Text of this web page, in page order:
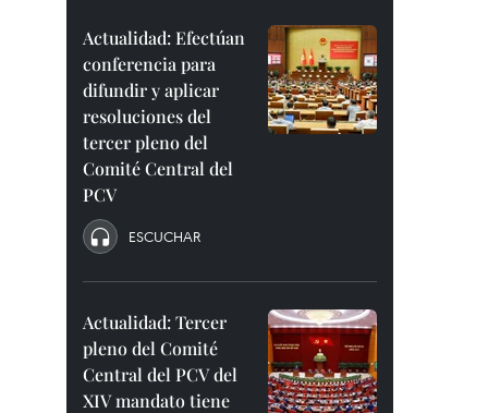
Actualidad: Efectúan
conferencia para
difundir y aplicar
resoluciones del
tercer pleno del
Comité Central del
PCV
ESCUCHAR
Actualidad: Tercer
pleno del Comité
Central del PCV del
XIV mandato tiene